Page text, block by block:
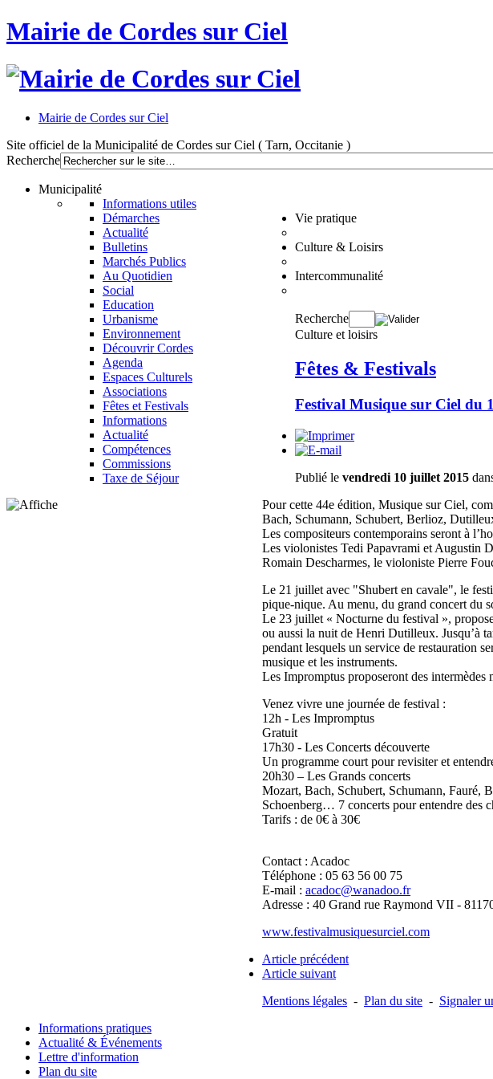
Mairie de Cordes sur Ciel
Mairie de Cordes sur Ciel
Site officiel de la Municipalité de Cordes sur Ciel ( Tarn, Occitanie )
Recherche
Municipalité
Informations utiles
Démarches
Actualité
Bulletins
Marchés Publics
Vie pratique
Au Quotidien
Social
Education
Urbanisme
Environnement
Culture & Loisirs
Découvrir Cordes
Agenda
Espaces Culturels
Associations
Fêtes et Festivals
Intercommunalité
Informations
Actualité
Compétences
Commissions
Taxe de Séjour
Recherche
Culture et loisirs
Fêtes & Festivals
Festival Musique sur Ciel du
Publié le vendredi 10 juillet 2015
Pour cette 44e édition, Musique sur Ciel,
Bach, Schumann, Schubert, Berlioz,
Les compositeurs contemporains seront à
Les violonistes Tedi Papavrami et Augustin
Romain Descharmes, le violoniste Pierre
Le 21 juillet avec "Shubert en cavale", le
pique-nique. Au menu, du grand concert du
Le 23 juillet « Nocturne du festival »,
ou aussi la nuit de Henri Dutilleux. Jusqu’à
pendant lesquels un service de restauration
musique et les instruments.
Les Impromptus proposeront des intermèdes
Venez vivre une journée de festival :
12h - Les Impromptus
Gratuit
17h30 - Les Concerts découverte
Un programme court pour revisiter et
20h30 – Les Grands concerts
Mozart, Bach, Schubert, Schumann, Fauré,
Schoenberg… 7 concerts pour entendre des
Tarifs : de 0€ à 30€
Contact : Acadoc
Téléphone : 05 63 56 00 75
E-mail : acadoc@wanadoo.fr
Adresse : 40 Grand rue Raymond VII -
www.festivalmusiquesurciel.com
Article précédent
Article suivant
Mentions légales - Plan du site - Signaler
Informations pratiques
Actualité & Événements
Lettre d'information
Plan du site